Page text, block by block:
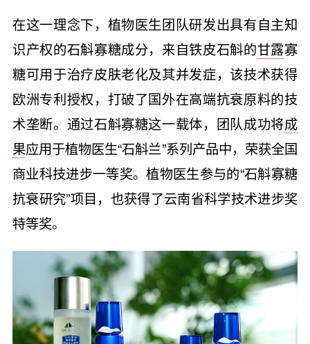
在这一理念下，植物医生团队研发出具有自主知
识产权的石斛寡糖成分，来自铁皮石斛的甘露寡
糖可用于治疗皮肤老化及其并发症，该技术获得
欧洲专利授权，打破了国外在高端抗衰原料的技
术垄断。通过石斛寡糖这一载体，团队成功将成
果应用于植物医生“石斛兰”系列产品中，荣获全国
商业科技进步一等奖。植物医生参与的“石斛寡糖
抗衰研究”项目，也获得了云南省科学技术进步奖
特等奖。